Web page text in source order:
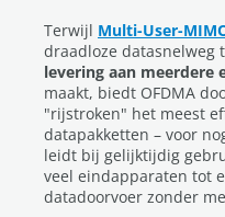
Terwijl Multi-User-
draadloze datasnelweg
levering aan meerdere
maakt, biedt OFDMA
"rijstroken" het meest
datapakketten – voor
leidt bij gelijktijdig
veel eindapparaten tot
datadoorvoer zonder